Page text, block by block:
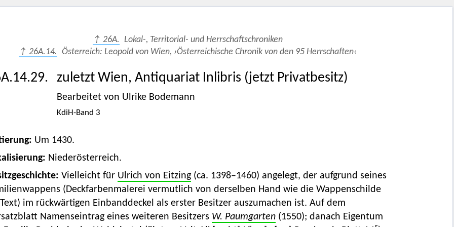
↑ 26A. Lokal-, Territorial- und Herrschaftschroniken
↑ 26A.14. Österreich: Leopold von Wien, ›Österreichische Chronik von den 95 Herrschaften‹
zuletzt Wien, Antiquariat Inlibris (jetzt Privatbesitz)
Bearbeitet von Ulrike Bodemann
KdiH-Band 3
Um 1430.
Niederösterreich.
Vielleicht für Ulrich von Eitzing(ca. 1398–1460) angelegt, der aufgrund seines
(Deckfarbenmalerei vermutlich von derselben Hand wie die Wappenschilde
im rückwärtigen Einbanddeckel als erster Besitzer auszumachen ist. Auf dem
Namenseintrag eines weiteren Besitzers W. Paumgarten(1550); danach Eigentum